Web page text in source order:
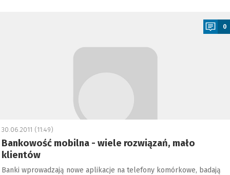
0
30.06.2011 (11:49)
Bankowość mobilna - wiele rozwiązań, mało
klientów
Banki wprowadzają nowe aplikacje na telefony komórkowe, badają